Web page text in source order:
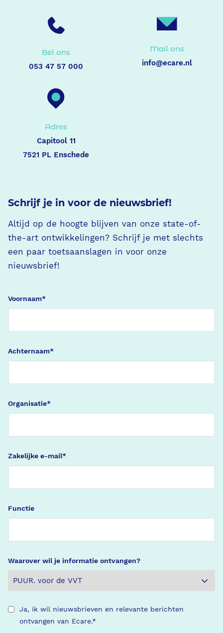
Bel ons
053 47 57 000
Mail ons
info@ecare.nl
Adres
Capitool 11
7521 PL Enschede
Schrijf je in voor de nieuwsbrief!
Altijd op de hoogte blijven van onze state-of-
the-art ontwikkelingen? Schrijf je met slechts
een paar toetsaanslagen in voor onze
nieuwsbrief!
Voornaam*
Achternaam*
Organisatie*
Zakelijke e-mail*
Functie
Waarover wil je informatie ontvangen?
Ja, ik wil nieuwsbrieven en relevante berichten
ontvangen van Ecare.*